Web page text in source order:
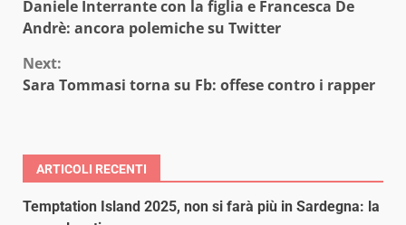
Reading
Daniele Interrante con la figlia e Francesca De
Andrè: ancora polemiche su Twitter
Next:
Sara Tommasi torna su Fb: offese contro i rapper
ARTICOLI RECENTI
Temptation Island 2025, non si farà più in Sardegna: la